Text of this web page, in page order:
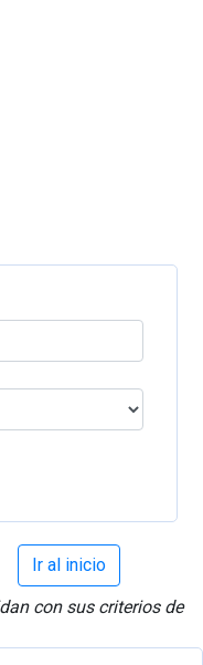
Ir al inicio
con sus criterios de